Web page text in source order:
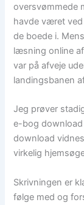
oversvømmede
havde været ved
de boede i.
læsning online
var på afveje
landingsbanen
Jeg prøver
e-bog
download
virkelig
Skrivningen er
følge med og